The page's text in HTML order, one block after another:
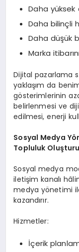
Daha yüksek
Daha bilinçli
Daha düşük
Marka
Dijital pazarlama
yaklaşım da
gösterimlerinin
belirlenmesi ve
edilmesi, enerji
Sosyal Medya
Topluluk
Sosyal medya
iletişim kanalı
medya yönetimi
kazandırır.
Hizmetler:
İçerik